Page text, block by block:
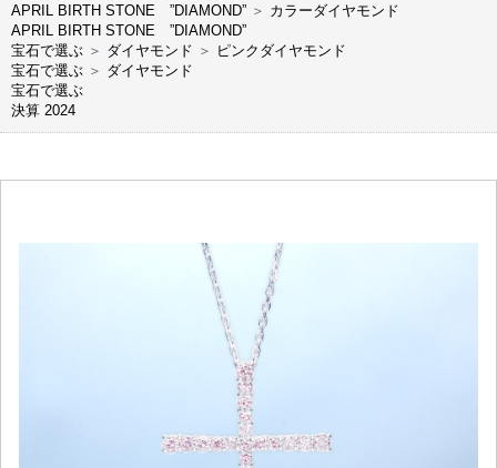
APRIL BIRTH STONE ”DIAMOND” ＞ カラーダイヤモンド
APRIL BIRTH STONE ”DIAMOND”
宝石で選ぶ ＞ ダイヤモンド ＞ ピンクダイヤモンド
宝石で選ぶ ＞ ダイヤモンド
宝石で選ぶ
決算 2024